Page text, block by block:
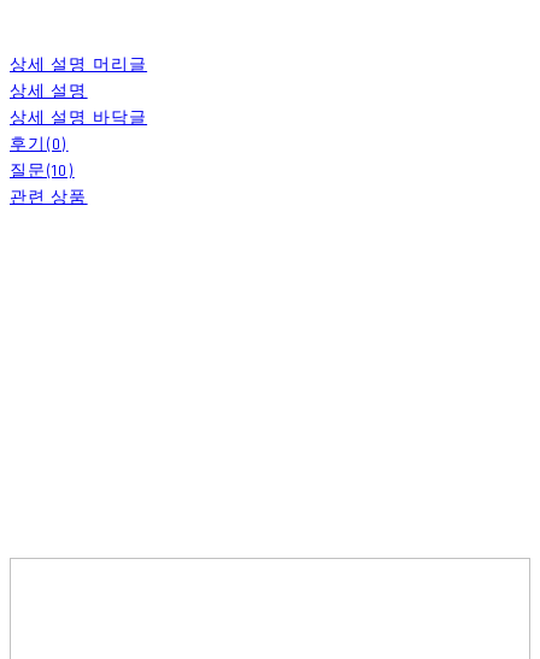
상세 설명 머리글
상세 설명
상세 설명 바닥글
후기(0)
질문(10)
관련 상품